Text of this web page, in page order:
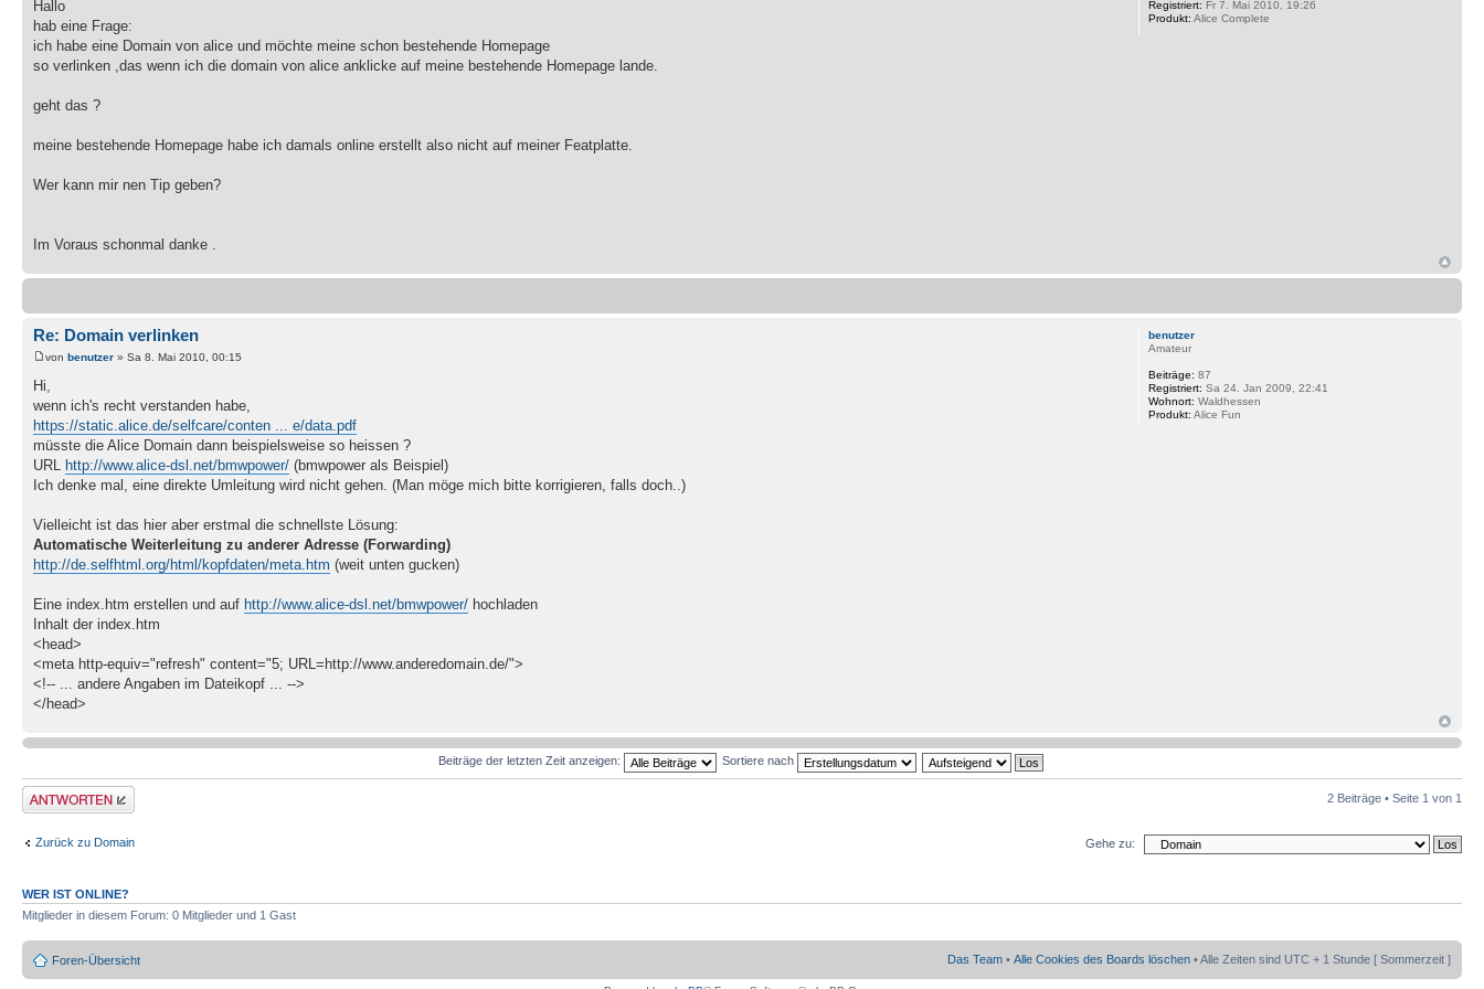
Hallo
hab eine Frage:
ich habe eine Domain von alice und möchte meine schon bestehende Homepage
so verlinken ,das wenn ich die domain von alice anklicke auf meine bestehende Homepage lande.
geht das ?
meine bestehende Homepage habe ich damals online erstellt also nicht auf meiner Featplatte.
Wer kann mir nen Tip geben?
Im Voraus schonmal danke .
Registriert: Fr 7. Mai 2010, 19:26
Produkt: Alice Complete
Re: Domain verlinken
von benutzer » Sa 8. Mai 2010, 00:15
Hi,
wenn ich's recht verstanden habe,
https://static.alice.de/selfcare/conten ... e/data.pdf
müsste die Alice Domain dann beispielsweise so heissen ?
URL http://www.alice-dsl.net/bmwpower/ (bmwpower als Beispiel)
Ich denke mal, eine direkte Umleitung wird nicht gehen. (Man möge mich bitte korrigieren, falls doch..)
Vielleicht ist das hier aber erstmal die schnellste Lösung:
Automatische Weiterleitung zu anderer Adresse (Forwarding)
http://de.selfhtml.org/html/kopfdaten/meta.htm (weit unten gucken)
Eine index.htm erstellen und auf http://www.alice-dsl.net/bmwpower/ hochladen
Inhalt der index.htm
<head>
<meta http-equiv="refresh" content="5; URL=http://www.anderedomain.de/">
<!-- ... andere Angaben im Dateikopf ... -->
</head>
benutzer
Amateur
Beiträge: 87
Registriert: Sa 24. Jan 2009, 22:41
Wohnort: Waldhessen
Produkt: Alice Fun
Beiträge der letzten Zeit anzeigen: Sortiere nach
Antwort erstellen 2 Beiträge • Seite 1 von 1
Zurück zu Domain Gehe zu:
WER IST ONLINE?
Mitglieder in diesem Forum: 0 Mitglieder und 1 Gast
Foren-Übersicht Das Team • Alle Cookies des Boards löschen • Alle Zeiten sind UTC + 1 Stunde [ Sommerzeit ]